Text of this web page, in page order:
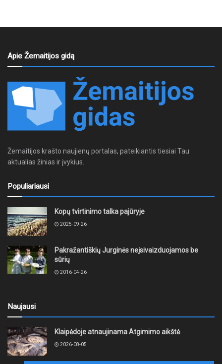
Apie Žemaitijos gidą
Žemaitijos krašto naujienų portalas, pateikiantis tiesiai Tau
aktualias žinias ir įvykius.
Populiariausi
Kopų tvirtinimo talka pajūryje
2025-09-26
Pakražantiškių Jurginės neįsivaizduojamos be
sūrių
2016-04-26
Naujausi
Klaipėdoje atnaujinama Atgimimo aikštė
2026-08-05